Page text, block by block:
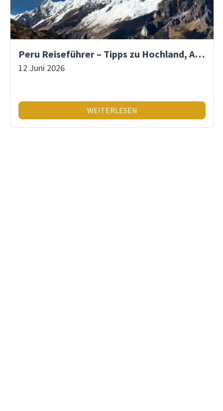
Peru Reiseführer – Tipps zu Hochland, Amazonas & Inka-Erbe
12 Juni 2026
WEITERLESEN